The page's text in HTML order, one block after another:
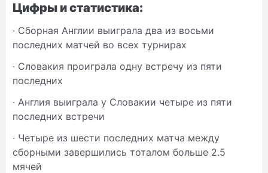
Цифры и статистика:
· Сборная Англии выиграла два из восьми
последних матчей во всех турнирах
· Словакия проиграла одну встречу из пяти
последних
· Англия выиграла у Словакии четыре из пяти
последних встречи
· Четыре из шести последних матча между
сборными завершились тоталом больше 2.5
мячей